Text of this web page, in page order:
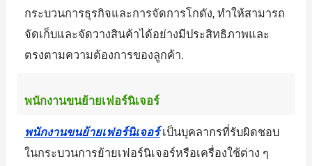
กระบวนการธุรกิจและการจัดการโกดัง, ทำให้สามารถ
จัดเก็บและจัดวางสินค้าได้อย่างมีประสิทธิภาพและ
ตรงตามความต้องการของลูกค้า.
พนักงานขนย้ายเฟอร์นิเจอร์
พนักงานขนย้ายเฟอร์นิเจอร์เป็นบุคลากรที่รับผิดชอบ
ในกระบวนการย้ายเฟอร์นิเจอร์หรือเครื่องใช้ต่าง ๆ